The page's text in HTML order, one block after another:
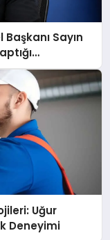
Sayın
Uğur
Deneyimi